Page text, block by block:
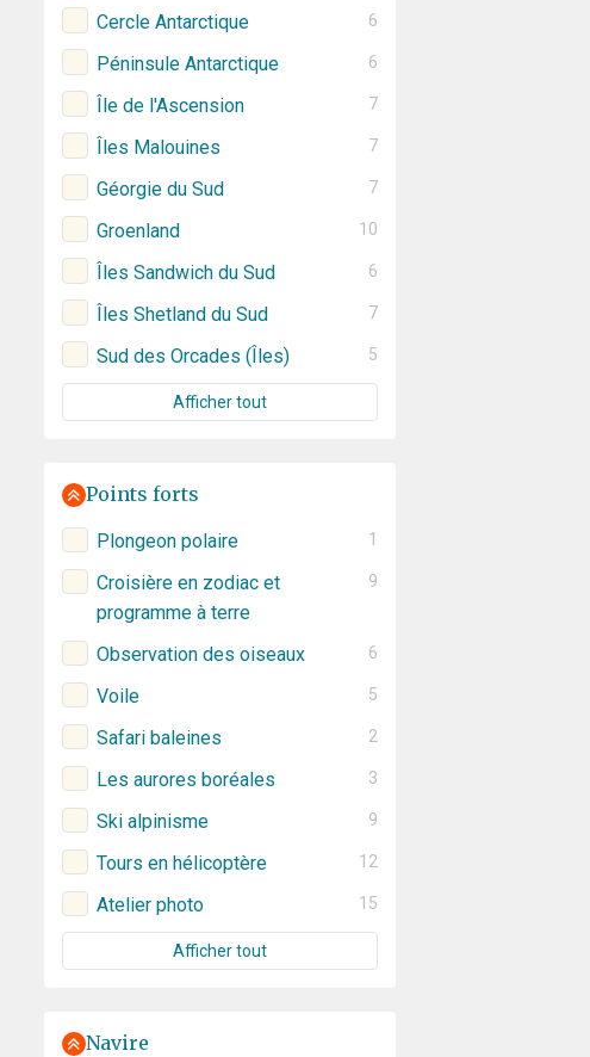
Cercle Antarctique 6
Péninsule Antarctique 6
Île de l'Ascension 7
Îles Malouines 7
Géorgie du Sud 7
Groenland 10
Îles Sandwich du Sud 6
Îles Shetland du Sud 7
Sud des Orcades (Îles) 5
Afficher tout
Points forts
Plongeon polaire 1
Croisière en zodiac et
programme à terre
9
Observation des oiseaux 6
Voile 5
Safari baleines 2
Les aurores boréales 3
Ski alpinisme 9
Tours en hélicoptère 12
Atelier photo 15
Afficher tout
Navire